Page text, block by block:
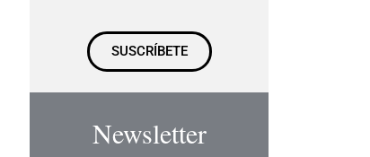
SUSCRÍBETE
Newsletter